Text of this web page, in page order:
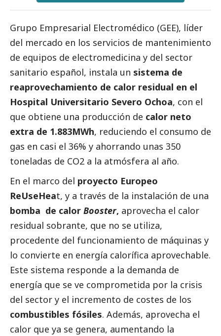
Grupo Empresarial Electromédico (GEE), líder
del mercado en los servicios de mantenimiento
de equipos de electromedicina y del sector
sanitario español, instala un sistema de
reaprovechamiento de calor residual en el
Hospital Universitario Severo Ochoa, con el
que obtiene una producción de calor neto
extra de 1.883MWh, reduciendo el consumo de
gas en casi el 36% y ahorrando unas 350
toneladas de CO2 a la atmósfera al año.
En el marco del proyecto Europeo
ReUseHeat, y a través de la instalación de una
bomba de calor Booster, aprovecha el calor
residual sobrante, que no se utiliza,
procedente del funcionamiento de máquinas y
lo convierte en energía calorífica aprovechable.
Este sistema responde a la demanda de
energía que se ve comprometida por la crisis
del sector y el incremento de costes de los
combustibles fósiles. Además, aprovecha el
calor que ya se genera, aumentando la